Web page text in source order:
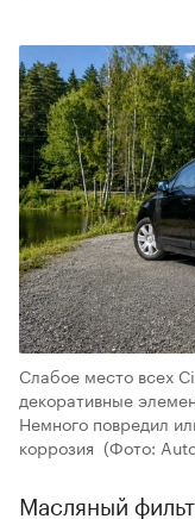
Слабое место всех
декоративные
Немного повредил
коррозия (Фото:
Масляный